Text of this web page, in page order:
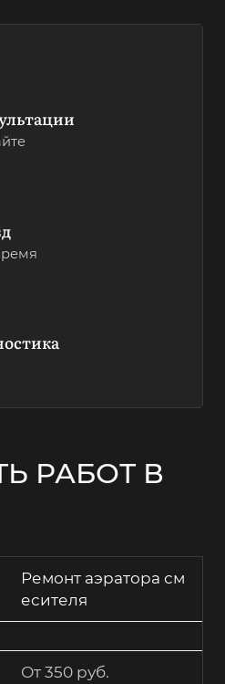
РАБОТ В
Ремонт аэратора см
есителя
От 350 руб.